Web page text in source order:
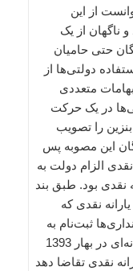
از این
ناگهان از یک
حتی حامیان
دولتی‌ها از
متعددی
در یک حرکت
را تصویب
این مصوبه پس
الزام دولت به
نقدی بود. طبق بند
نقدی که
ثبت‌نام به
عمل آورد. دولت بعد از پایان ثبت‌نام یارانه‌ای در بهار 1393
نقدی تقاضا دهد